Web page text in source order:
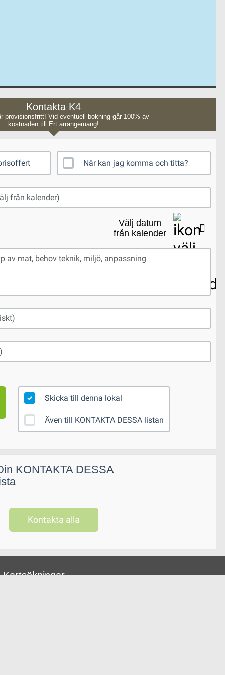
Kontakta K4
provisionsfritt! Vid eventuell bokning går 100% av
kostnaden till Ert arrangemang!
När kan jag komma och titta?
Välj datum
från kalender
Ons Tor Fre Lör Sön
Skicka till denna lokal
Även till KONTAKTA DESSA listan
KONTAKTA DESSA
Kontakta alla
Kartsökningar